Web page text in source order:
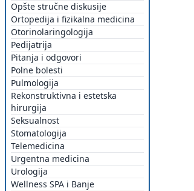
Opšte stručne diskusije
Ortopedija i fizikalna medicina
Otorinolaringologija
Pedijatrija
Pitanja i odgovori
Polne bolesti
Pulmologija
Rekonstruktivna i estetska
hirurgija
Seksualnost
Stomatologija
Telemedicina
Urgentna medicina
Urologija
Wellness SPA i Banje